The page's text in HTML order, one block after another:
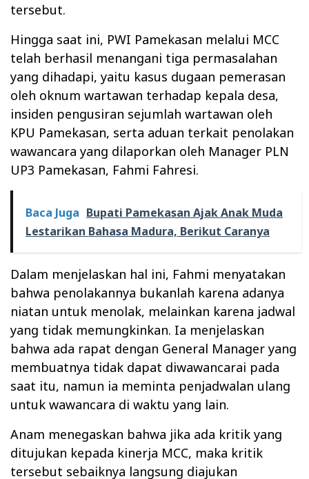
tersebut.
Hingga saat ini, PWI Pamekasan melalui MCC
telah berhasil menangani tiga permasalahan
yang dihadapi, yaitu kasus dugaan pemerasan
oleh oknum wartawan terhadap kepala desa,
insiden pengusiran sejumlah wartawan oleh
KPU Pamekasan, serta aduan terkait penolakan
wawancara yang dilaporkan oleh Manager PLN
UP3 Pamekasan, Fahmi Fahresi.
Baca Juga Bupati Pamekasan Ajak Anak Muda
Lestarikan Bahasa Madura, Berikut Caranya
Dalam menjelaskan hal ini, Fahmi menyatakan
bahwa penolakannya bukanlah karena adanya
niatan untuk menolak, melainkan karena jadwal
yang tidak memungkinkan. Ia menjelaskan
bahwa ada rapat dengan General Manager yang
membuatnya tidak dapat diwawancarai pada
saat itu, namun ia meminta penjadwalan ulang
untuk wawancara di waktu yang lain.
Anam menegaskan bahwa jika ada kritik yang
ditujukan kepada kinerja MCC, maka kritik
tersebut sebaiknya langsung diajukan